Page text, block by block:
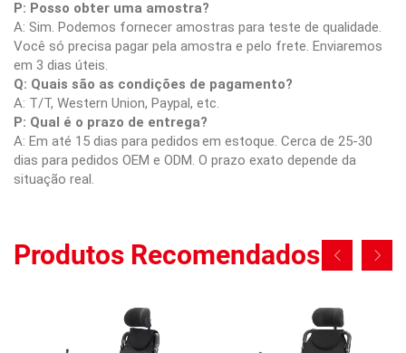
P: Posso obter uma amostra?
A: Sim. Podemos fornecer amostras para teste de qualidade.
Você só precisa pagar pela amostra e pelo frete. Enviaremos
em 3 dias úteis.
Q: Quais são as condições de pagamento?
A: T/T, Western Union, Paypal, etc.
P: Qual é o prazo de entrega?
A: Em até 15 dias para pedidos em estoque. Cerca de 25-30
dias para pedidos OEM e ODM. O prazo exato depende da
situação real.
Produtos Recomendados